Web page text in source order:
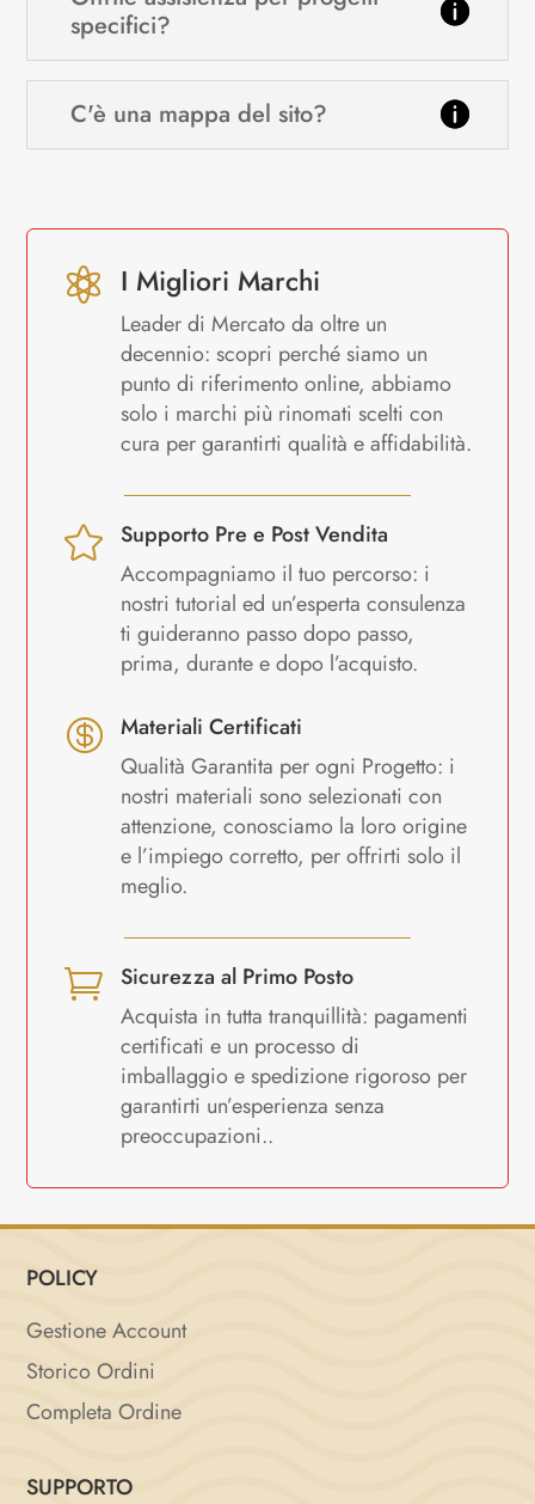
specifici?
C'è una mappa del sito?
 I Migliori Marchi
Leader di Mercato da oltre un
decennio: scopri perché siamo un
punto di riferimento online, abbiamo
solo i marchi più rinomati scelti con
cura per garantirti qualità e affidabilità.
 Supporto Pre e Post Vendita
Accompagniamo il tuo percorso: i
nostri tutorial ed un’esperta consulenza
ti guideranno passo dopo passo,
prima, durante e dopo l’acquisto.
 Materiali Certificati
Qualità Garantita per ogni Progetto: i
nostri materiali sono selezionati con
attenzione, conosciamo la loro origine
e l’impiego corretto, per offrirti solo il
meglio.
 Sicurezza al Primo Posto
Acquista in tutta tranquillità: pagamenti
certificati e un processo di
imballaggio e spedizione rigoroso per
garantirti un’esperienza senza
preoccupazioni..
POLICY
Gestione Account
Storico Ordini
Completa Ordine
SUPPORTO